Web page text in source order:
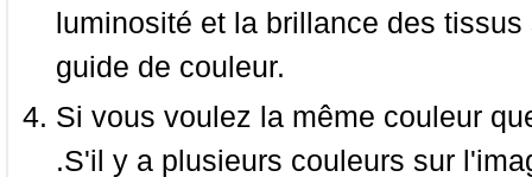
luminosité et la brillance des
guide de couleur.
Si vous voulez la même couleur
.S'il y a plusieurs couleurs sur